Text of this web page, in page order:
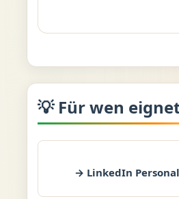
💡 Für wen
→ LinkedIn